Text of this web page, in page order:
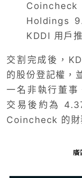
Holdings
KDDI 用戶
交割完成後，
的股份登記權，
一名非執行董
交易後約為
Coincheck 的財
廣